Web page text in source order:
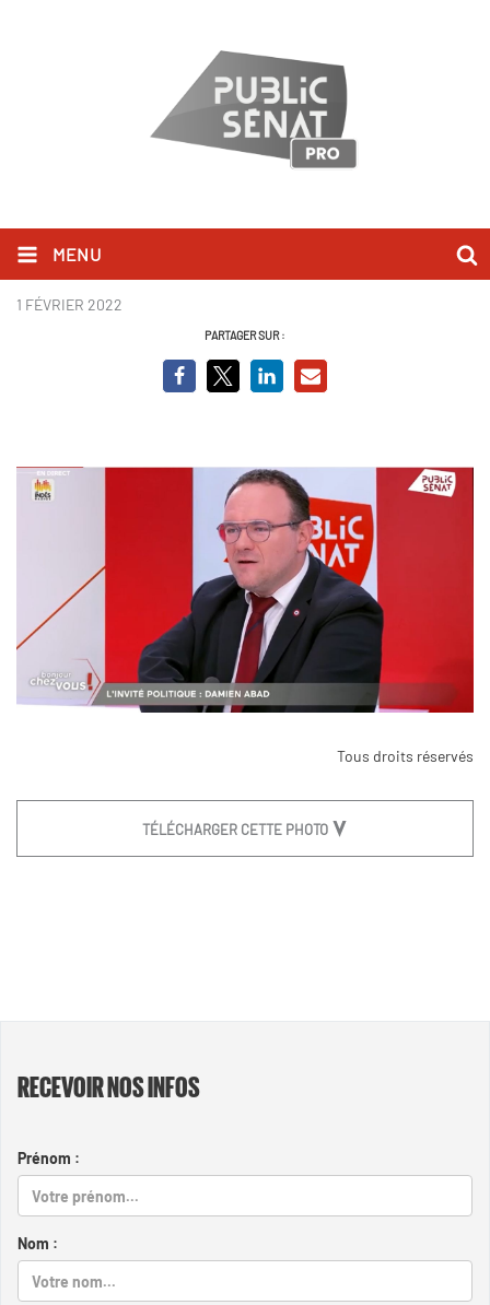
MENU
Capture Damien Abad BCVO.JPG
1 FÉVRIER 2022
PARTAGER SUR :
Tous droits réservés
TÉLÉCHARGER CETTE PHOTO
RECEVOIR NOS INFOS
Prénom :
Nom :